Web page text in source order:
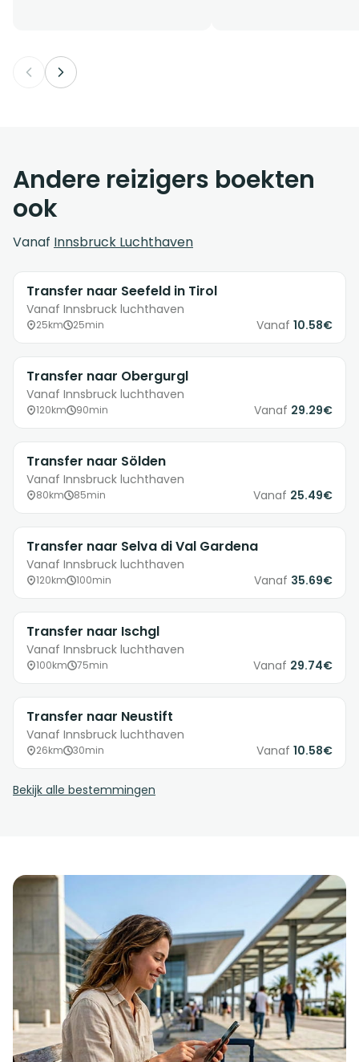
Andere reizigers boekten
ook
Vanaf Innsbruck Luchthaven
Transfer naar Seefeld in Tirol
Vanaf Innsbruck luchthaven
25km 25min Vanaf 10.58€
Transfer naar Obergurgl
Vanaf Innsbruck luchthaven
120km 90min Vanaf 29.29€
Transfer naar Sölden
Vanaf Innsbruck luchthaven
80km 85min Vanaf 25.49€
Transfer naar Selva di Val Gardena
Vanaf Innsbruck luchthaven
120km 100min Vanaf 35.69€
Transfer naar Ischgl
Vanaf Innsbruck luchthaven
100km 75min Vanaf 29.74€
Transfer naar Neustift
Vanaf Innsbruck luchthaven
26km 30min Vanaf 10.58€
Bekijk alle bestemmingen